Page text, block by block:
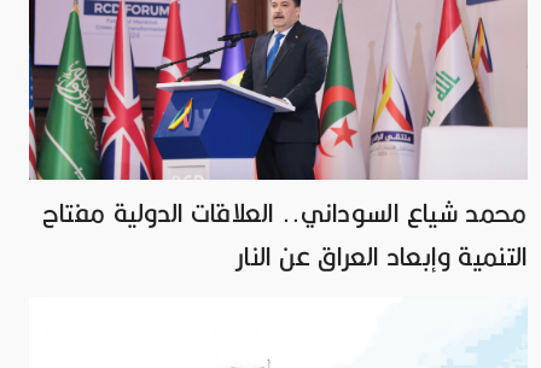
محمد شياع السوداني.. العلاقات الدولية مفتاح
التنمية وإبعاد العراق عن النار